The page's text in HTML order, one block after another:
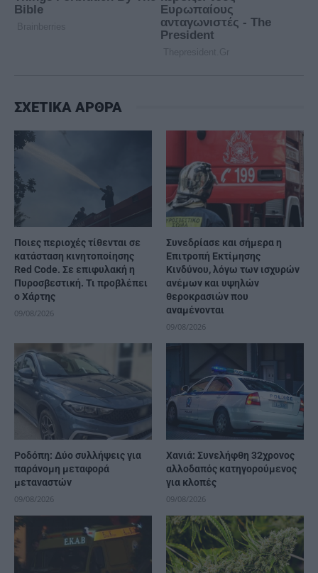
ΣΧΕΤΙΚΑ ΑΡΘΡΑ
Ποιες περιοχές τίθενται σε
κατάσταση κινητοποίησης
Red Code. Σε επιφυλακή η
Πυροσβεστική. Τι προβλέπει
ο Χάρτης
09/08/2026
Συνεδρίασε και σήμερα η
Επιτροπή Εκτίμησης
Κινδύνου, λόγω των ισχυρών
ανέμων και υψηλών
θεροκρασιών που
αναμένονται
09/08/2026
Ροδόπη: Δύο συλλήψεις για
παράνομη μεταφορά
μεταναστών
09/08/2026
Χανιά: Συνελήφθη 32χρονος
αλλοδαπός κατηγορούμενος
για κλοπές
09/08/2026